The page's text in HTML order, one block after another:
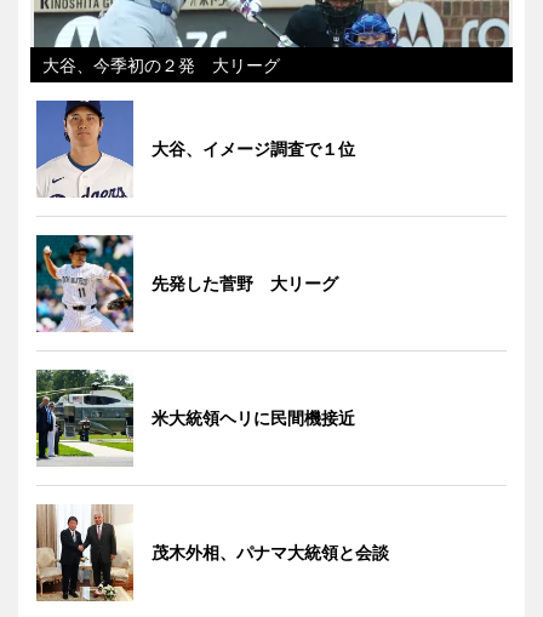
大谷、今季初の２発 大リーグ
大谷、イメージ調査で１位
先発した菅野 大リーグ
米大統領ヘリに民間機接近
茂木外相、パナマ大統領と会談